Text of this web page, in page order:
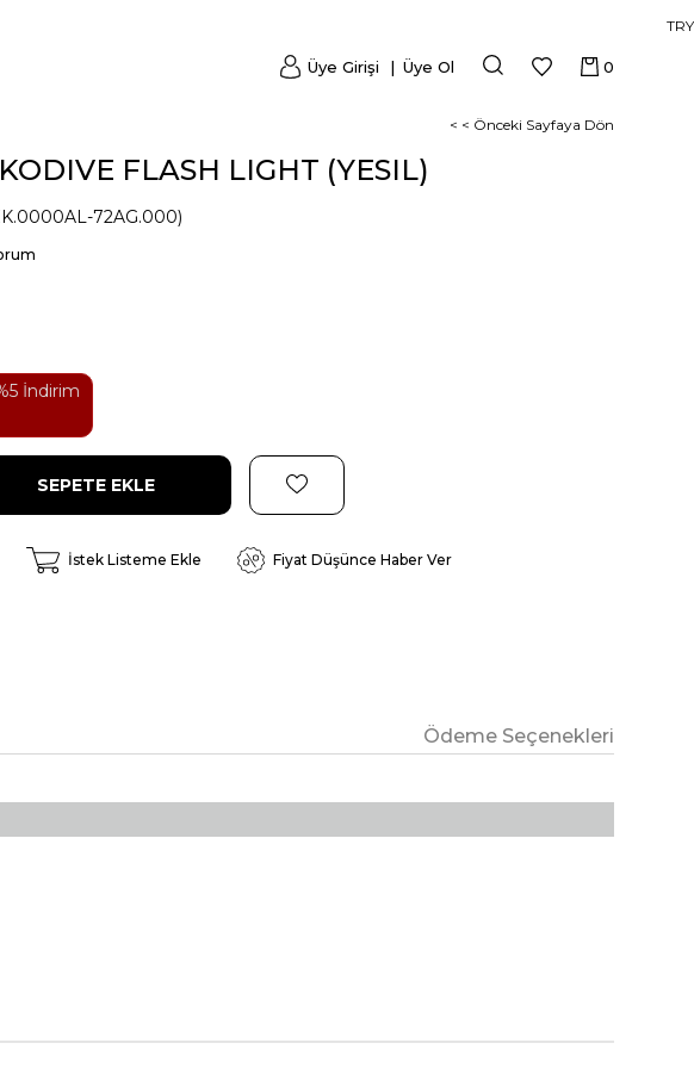
TRY
0
Üye Girişi Üye Ol
< < Önceki Sayfaya Dön
FLASH LIGHT (YESIL)
72AG.000)
İndirim
İstek Listeme Ekle Fiyat Düşünce Haber Ver
Ödeme Seçenekleri